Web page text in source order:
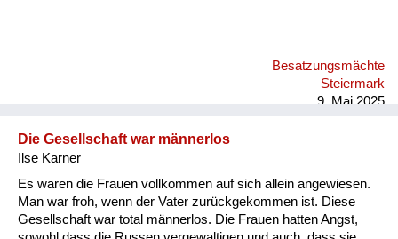
Besatzungsmächte
Steiermark
9. Mai 2025
Die Gesellschaft war männerlos
Ilse Karner
Es waren die Frauen vollkommen auf sich allein angewiesen.
Man war froh, wenn der Vater zurückgekommen ist. Diese
Gesellschaft war total männerlos. Die Frauen hatten Angst,